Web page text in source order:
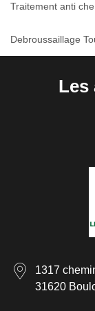
Traitement anti
Debroussaillage
Les
1317
31620